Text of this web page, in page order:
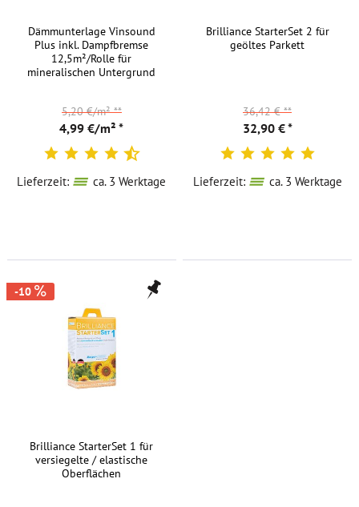
Dämmunterlage Vinsound
Plus inkl. Dampfbremse
12,5m²/Rolle für
mineralischen Untergrund
4,99 €/m² *
5,20 €/m²**
Lieferzeit: ca. 3 Werktage
Brilliance StarterSet 2 für
geöltes Parkett
32,90 € *
36,42 €**
Lieferzeit: ca. 3 Werktage
-10
Brilliance StarterSet 1 für
versiegelte / elastische
Oberflächen